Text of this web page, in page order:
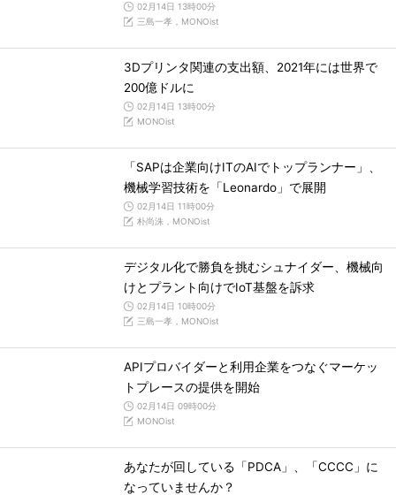
02月14日 13時00分
三島一孝，MONOist
3Dプリンタ関連の支出額、2021年には世界で
200億ドルに
02月14日 13時00分
MONOist
「SAPは企業向けITのAIでトップランナー」、
機械学習技術を「Leonardo」で展開
02月14日 11時00分
朴尚洙，MONOist
デジタル化で勝負を挑むシュナイダー、機械向
けとプラント向けでIoT基盤を訴求
02月14日 10時00分
三島一孝，MONOist
APIプロバイダーと利用企業をつなぐマーケッ
トプレースの提供を開始
02月14日 09時00分
MONOist
あなたが回している「PDCA」、「CCCC」に
なっていませんか？